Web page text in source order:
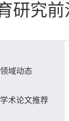
研究前
领域动态
学术论文推荐